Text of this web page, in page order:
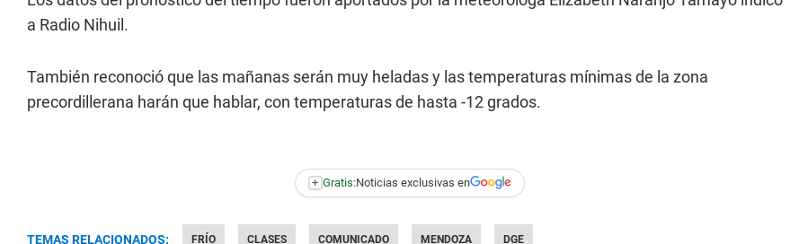
a Radio Nihuil.
También reconoció que las mañanas serán muy heladas y las temperaturas mínimas de la zona
precordillerana harán que hablar, con temperaturas de hasta -12 grados.
+ Gratis:Noticias exclusivas en
TEMAS RELACIONADOS: FRÍO CLASES COMUNICADO MENDOZA DGE